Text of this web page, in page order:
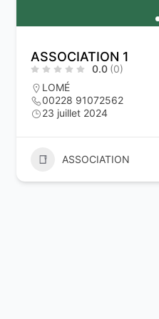
ASSOCIATION 1
0.0 (0)
LOMÉ
00228 91072562
23 juillet 2024
ASSOCIATION